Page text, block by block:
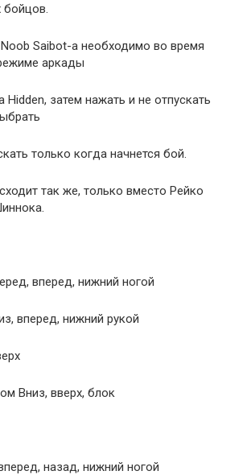
бойцов.
Saibot-a необходимо во время
аркады
Hidden, затем нажать и не отпускать
только когда начнется бой.
так же, только вместо Рейко
вперед, нижний ногой
вперед, нижний рукой
Вниз, вверх, блок
назад, нижний ногой